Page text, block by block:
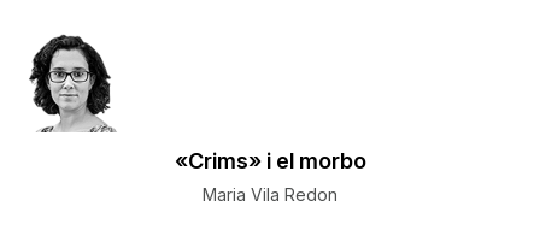
«Crims» i el morbo
Maria Vila Redon